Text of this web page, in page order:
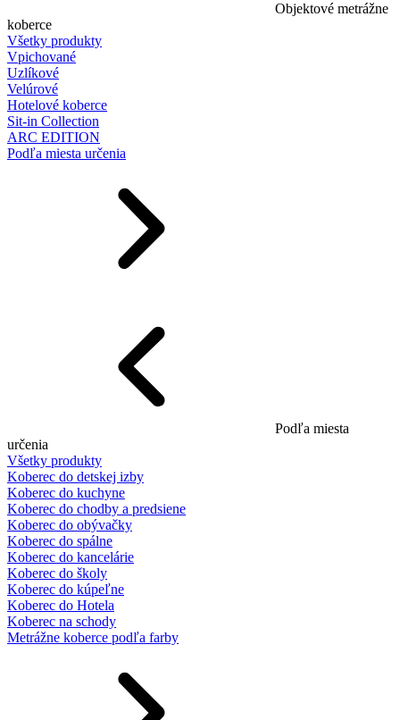
Objektové metrážne
koberce
Všetky produkty
Vpichované
Uzlíkové
Velúrové
Hotelové koberce
Sit-in Collection
ARC EDITION
Podľa miesta určenia
Podľa miesta
určenia
Všetky produkty
Koberec do detskej izby
Koberec do kuchyne
Koberec do chodby a predsiene
Koberec do obývačky
Koberec do spálne
Koberec do kancelárie
Koberec do školy
Koberec do kúpeľne
Koberec do Hotela
Koberec na schody
Metrážne koberce podľa farby